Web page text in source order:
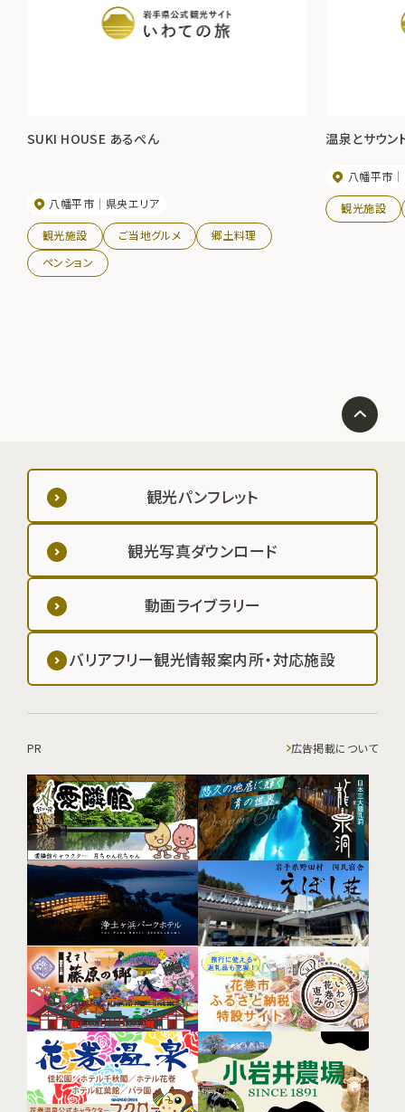
SUKI HOUSE あるぺん
八幡平市 県央エリア
観光施設 ご当地グルメ
郷土料理
ペンション
温泉とサウン
八幡平市
観光施設
観光パンフレット
観光写真ダウンロード
動画ライブラリー
バリアフリー観光情報案内所・対応施設
PR 広告掲載について